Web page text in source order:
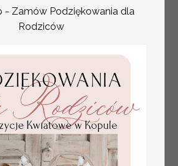
- Zamów Podziękowania dla
Rodziców